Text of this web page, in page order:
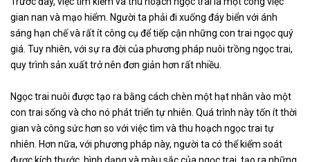
gian nan và mạo hiểm. Người ta phải đi xuống đáy biển với ánh
sáng hạn chế và rất ít công cụ để tiếp cận những con trai ngọc quý
giá. Tuy nhiên, với sự ra đời của phương pháp nuôi trồng ngọc trai,
quy trình sản xuất trở nên đơn giản hơn rất nhiều.
Ngọc trai nuôi được tạo ra bằng cách chèn một hạt nhân vào một
con trai sống và cho nó phát triển tự nhiên. Quá trình này tốn ít thời
gian và công sức hơn so với việc tìm và thu hoạch ngọc trai tự
nhiên. Hơn nữa, với phương pháp này, người ta có thể kiểm soát
được kích thước, hình dạng và màu sắc của ngọc trai, tạo ra những